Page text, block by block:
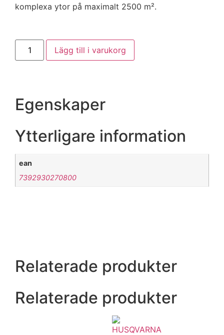
komplexa ytor på maximalt 2500 m².
Lägg till i varukorg
Egenskaper
Ytterligare information
ean
7392930270800
Relaterade produkter
Relaterade produkter